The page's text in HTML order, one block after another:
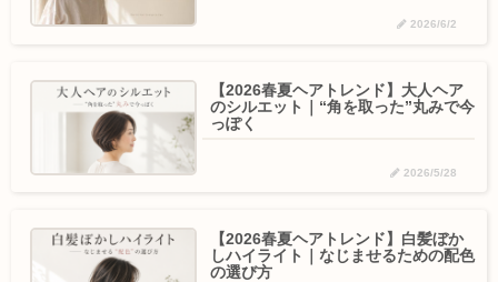
2026/6/2
【2026春夏ヘアトレンド】大人ヘア
のシルエット｜“角を取った”丸みで今
っぽく
2026/5/28
【2026春夏ヘアトレンド】白髪ぼか
しハイライト｜なじませるための配色
の選び方